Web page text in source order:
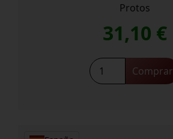
Protos
31,10 €
Protos
27
Comprar